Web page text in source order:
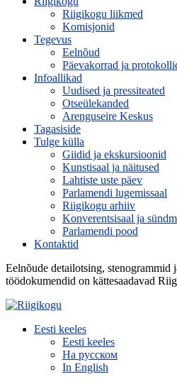
Riigikogu liikmed
Komisjonid
Tegevus
Eelnõud
Päevakorrad ja
Infoallikad
Uudised ja pressiteated
Otseülekanded
Arenguseire Keskus
Tagasiside
Tulge külla
Giidid ja ekskursioonid
Kunstisaal ja näitused
Lahtiste uste päev
Parlamendi lugemissaal
Riigikogu arhiiv
Konverentsisaal ja
Parlamendi pood
Kontaktid
Eelnõude detailotsing, stenogrammid
töödokumendid on kättesaadavad
Eesti keeles
Eesti keeles
На русском
In English